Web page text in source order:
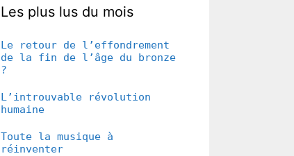
Les plus lus du mois
Le retour de l’effondrement
de la fin de l’âge du bronze
?
L’introuvable révolution
humaine
Toute la musique à
réinventer